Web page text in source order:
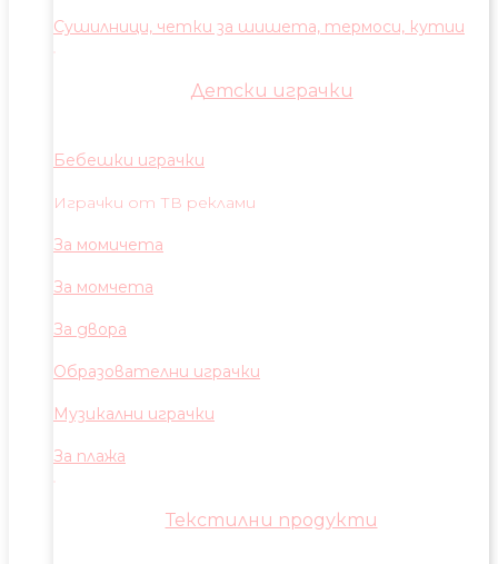
Сушилници, четки за шишета, термоси, кутии
Детски играчки
Бебешки играчки
Играчки от ТВ реклами
За момичета
За момчета
За двора
Образователни играчки
Музикални играчки
За плажа
Текстилни продукти